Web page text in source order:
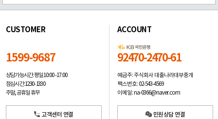
CUSTOMER
1599-9687
상담가능시간: 평일10:00 -17:00
점심시간: 12:30 - 13:30
주말, 공휴일 휴무
고객센터 연결
ACCOUNT
92470-2470-61
예금주: 주식회사 대출나라대부중개
팩스번호: 02-543-4569
이메일: na-0366@naver.com
민원상담 연결